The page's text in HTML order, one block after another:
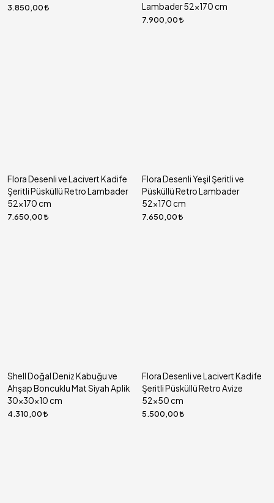
3.850,00
Lambader 52x170 cm
7.900,00
Flora Desenli ve Lacivert Kadife
Şeritli Püsküllü Retro Lambader
52x170 cm
7.650,00
Flora Desenli Yeşil Şeritli ve
Püsküllü Retro Lambader
52x170 cm
7.650,00
Shell Doğal Deniz Kabuğu ve
Ahşap Boncuklu Mat Siyah Aplik
30x30x10 cm
4.310,00
Flora Desenli ve Lacivert Kadife
Şeritli Püsküllü Retro Avize
52x50 cm
5.500,00